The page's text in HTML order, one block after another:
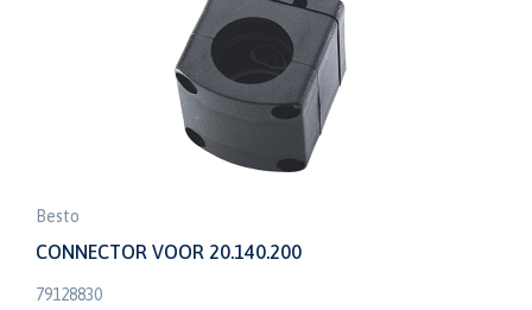
Besto
CONNECTOR VOOR 20.140.200
79128830